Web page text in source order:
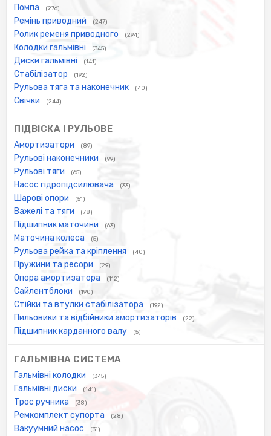
Помпа (276)
Ремінь приводний (247)
Ролик ременя приводного (294)
Колодки гальмівні (345)
Диски гальмівні (141)
Стабілізатор (192)
Рульова тяга та наконечник (40)
Свічки (244)
ПІДВІСКА І РУЛЬОВЕ
Амортизатори (89)
Рульові наконечники (99)
Рульові тяги (65)
Насос гідропідсилювача (33)
Шарові опори (51)
Важелі та тяги (78)
Підшипник маточини (63)
Маточина колеса (5)
Рульова рейка та кріплення (40)
Пружини та ресори (29)
Опора амортизатора (112)
Сайлентблоки (190)
Стійки та втулки стабілізатора (192)
Пильовики та відбійники амортизаторів (22)
Підшипник карданного валу (5)
ГАЛЬМІВНА СИСТЕМА
Гальмівні колодки (345)
Гальмівні диски (141)
Трос ручника (38)
Ремкомплект супорта (28)
Вакуумний насос (31)